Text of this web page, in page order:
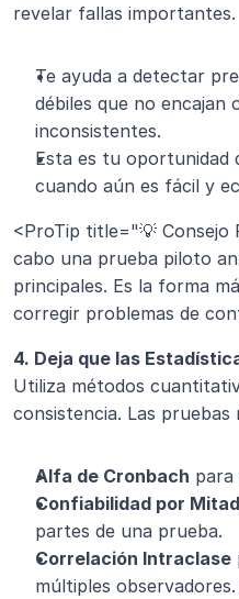
revelar fallas importantes.
Te ayuda a detectar
débiles que no encajan
inconsistentes.
Esta es tu oportunidad
cuando aún es fácil y
<ProTip title="💡
cabo una prueba piloto
principales. Es la forma
corregir problemas de
Utiliza métodos
consistencia. Las pruebas
Alfa de Cronbach para
Confiabilidad por
partes de una prueba.
Correlación Intraclase
múltiples